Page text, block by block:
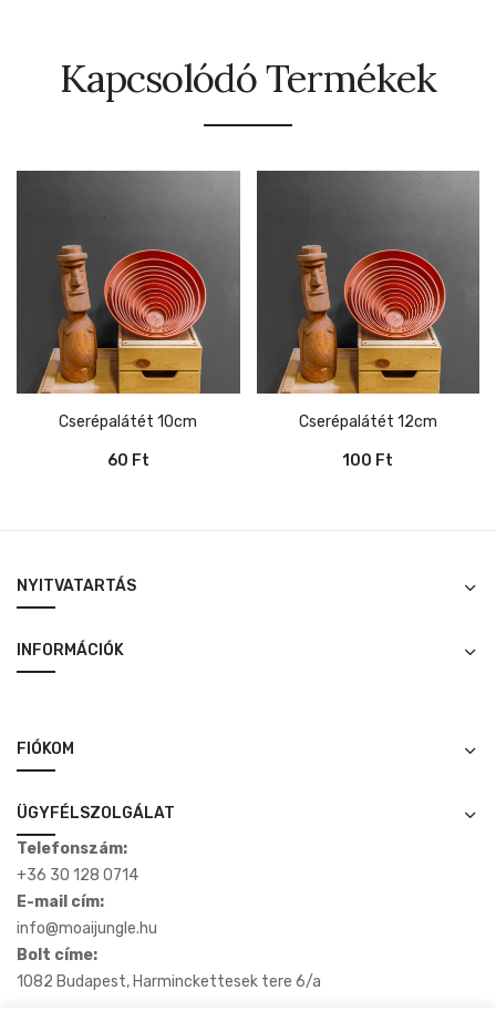
Kapcsolódó Termékek
Cserépalátét 10cm
60 Ft
Cserépalátét 12cm
100 Ft
NYITVATARTÁS
INFORMÁCIÓK
FIÓKOM
ÜGYFÉLSZOLGÁLAT
Telefonszám:
+36 30 128 0714
E-mail cím:
info@moaijungle.hu
Bolt címe:
1082 Budapest, Harminckettesek tere 6/a